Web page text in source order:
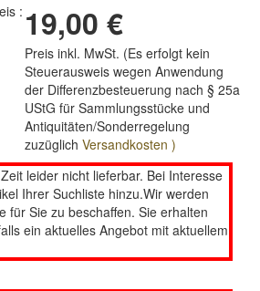
: 19,00 €
Preis inkl. MwSt. (Es erfolgt kein
Steuerausweis wegen Anwendung
der Differenzbesteuerung nach § 25a
UStG für Sammlungsstücke und
Antiquitäten/Sonderregelung
zuzüglichVersandkosten )
leider nicht lieferbar. Bei Interesse
Ihrer Suchliste hinzu.Wir werden
für Sie zu beschaffen. Sie erhalten
ein aktuelles Angebot mit aktuellem